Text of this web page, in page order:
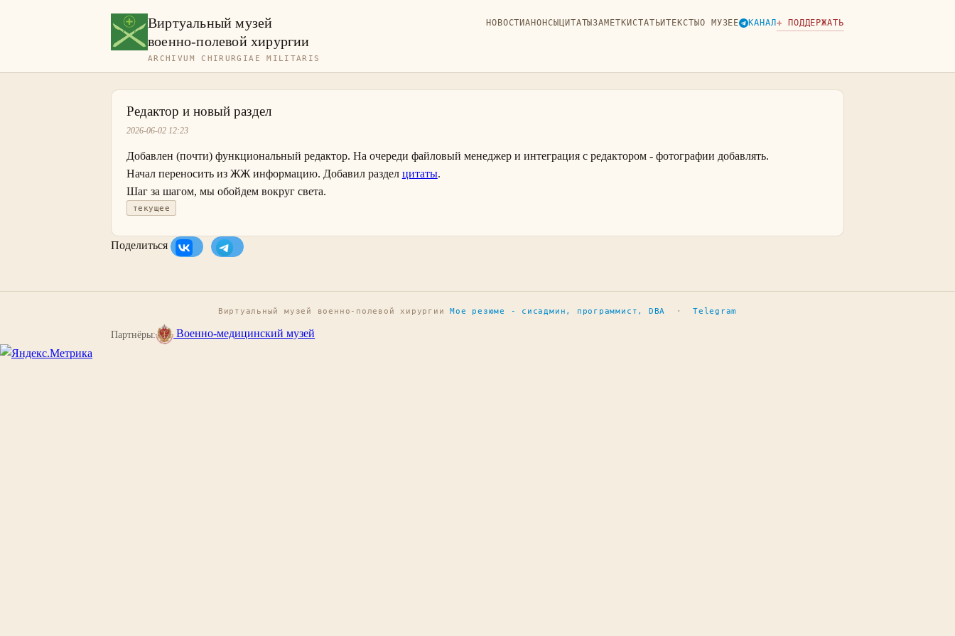
Виртуальный музей
военно-полевой хирургии
ARCHIVUM CHIRURGIAE MILITARIS
НОВОСТИАНОНСЫ ЦИТАТЫЗАМЕТКИСТАТЬИТЕКСТЫ О МУЗЕЕ КАНАЛ✛ ПОДДЕРЖАТЬ
Редактор и новый раздел
2026-06-02 12:23
Добавлен (почти) функциональный редактор. На очереди файловый менеджер и интеграция с редактором - фотографии добавлять.
Начал переносить из ЖЖ информацию. Добавил раздел цитаты.
Шаг за шагом, мы обойдем вокруг света.
текущее
Поделиться
Виртуальный музей военно-полевой хирургииМое резюме - сисадмин, программист, DBA ·Telegram
Партнёры: Военно-медицинский музей